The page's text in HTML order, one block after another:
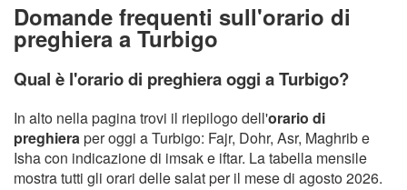
Domande frequenti sull'orario di
preghiera a Turbigo
Qual è l'orario di preghiera oggi a Turbigo?
In alto nella pagina trovi il riepilogo dell'orario di
preghieraper oggi a Turbigo: Fajr, Dohr, Asr, Maghrib e
Isha con indicazione di imsak e iftar. La tabella mensile
mostra tutti gli orari delle salat per il mese di agosto 2026.